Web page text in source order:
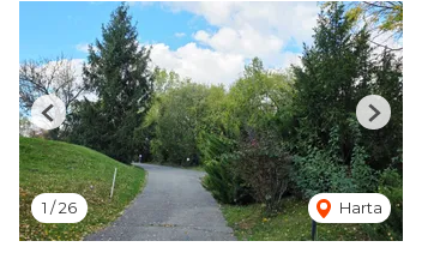
1 /26 Harta
Previous Next